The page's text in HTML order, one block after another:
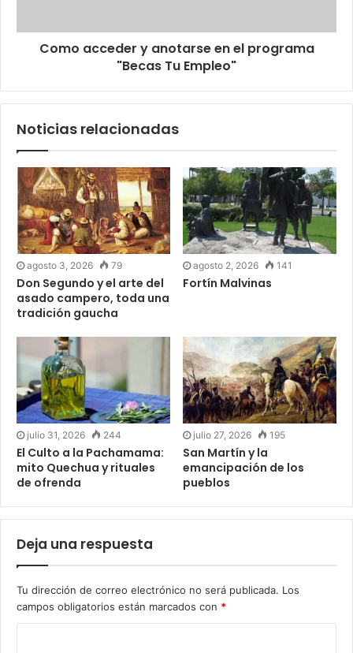
Como acceder y anotarse en el programa
"Becas Tu Empleo"
Noticias relacionadas
agosto 3, 2026 79
Don Segundo y el arte del
asado campero, toda una
tradición gaucha
agosto 2, 2026 141
Fortín Malvinas
julio 31, 2026 244
El Culto a la Pachamama:
mito Quechua y rituales
de ofrenda
julio 27, 2026 195
San Martín y la
emancipación de los
pueblos
Deja una respuesta
Tu dirección de correo electrónico no será publicada. Los
campos obligatorios están marcados con *